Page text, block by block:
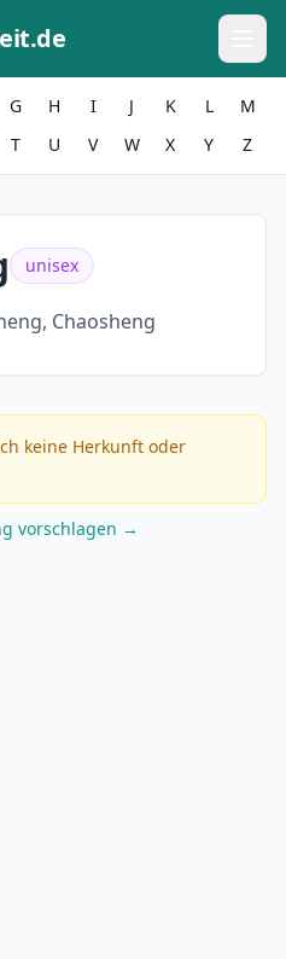
G H I J K L
M
T U V W X Y Z
unisex
Chaosheng
keine Herkunft oder
vorschlagen →